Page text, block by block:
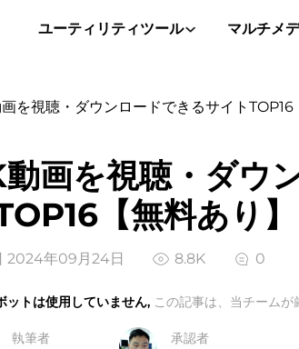
ユーティリティツール マルチメ
を視聴・ダウンロードできるサイトTOP16
画を視聴・ダウ
【無料あり】
2024年09月24日 8.8K 0
ットは使用していません,この記事は、当チームが
執筆者 承認者